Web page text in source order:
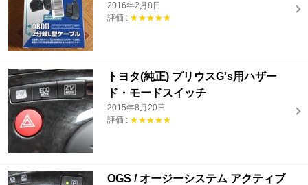
2016年2月8日
評価 : ★★★★★
トヨタ(純正) プリウスG's用ハザー
ド・モードスイッチ
2015年8月20日
評価 : ★★★★★
OGS / オージーシステム アクティブ